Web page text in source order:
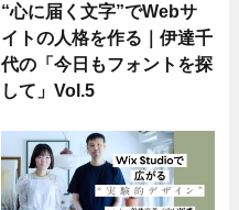
“心に届く文字”でWebサ
イトの人格を作る｜伊達千
代の「今日もフォントを探
して」Vol.5